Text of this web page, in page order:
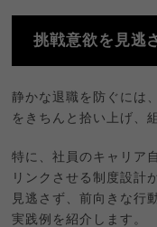
挑戦意欲を見逃
静かな退職を防ぐには
をきちんと拾い上げ、
特に、社員のキャリア
リンクさせる制度設計
見逃さず、前向きな行
実践例を紹介します。